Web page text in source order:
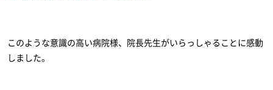
このような意識の高い病院様、院長先生がいらっしゃることに感動
しました。